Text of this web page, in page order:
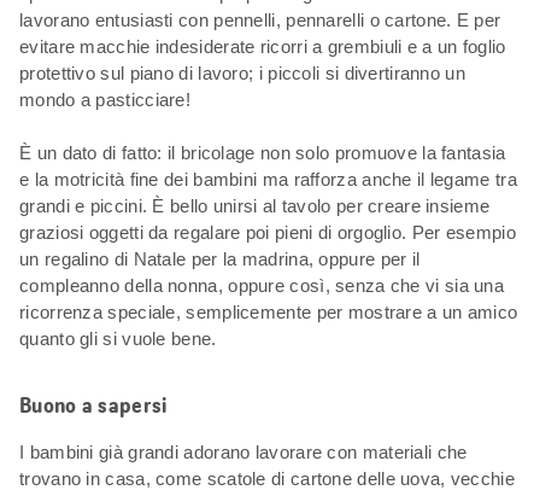
lavorano entusiasti con pennelli, pennarelli o cartone. E per
evitare macchie indesiderate ricorri a grembiuli e a un foglio
protettivo sul piano di lavoro; i piccoli si divertiranno un
mondo a pasticciare!
È un dato di fatto: il bricolage non solo promuove la fantasia
e la motricità fine dei bambini ma rafforza anche il legame tra
grandi e piccini. È bello unirsi al tavolo per creare insieme
graziosi oggetti da regalare poi pieni di orgoglio. Per esempio
un regalino di Natale per la madrina, oppure per il
compleanno della nonna, oppure così, senza che vi sia una
ricorrenza speciale, semplicemente per mostrare a un amico
quanto gli si vuole bene.
Buono a sapersi
I bambini già grandi adorano lavorare con materiali che
trovano in casa, come scatole di cartone delle uova, vecchie